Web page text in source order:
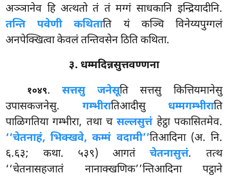
अञ्ञानेव हि अत्थतो तं तं मग्गं साधकानि इन्द्रियादीनि.
तन्ति पवेणी कथिताति यं कञ्चि विनेय्यपुग्गलं
अनपेक्खित्वा केवलं तन्तिवसेन ठिति कथिता.
३. धम्मदिन्नसुत्तवण्णना
१०४९.सत्तसु जनेसूति सत्तसु कित्तियमानेसु
उपासकजनेसु. गम्भीरातिआदीसु धम्मगम्भीराति
पाळिगतिया गम्भीरा, तथा चसल्लसुत्तंहेट्ठा पकासितमेव.
‘‘चेतनाहं, भिक्खवे, कम्मं वदामी’’तिआदिना (अ. नि.
६.६३; कथा. ५३९) आगतंचेतनासुत्तं. तत्थ
‘‘चेतनासहजातं नानाक्खणिक’’न्तिआदिना पट्ठाने